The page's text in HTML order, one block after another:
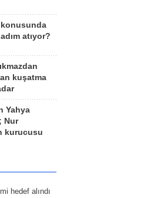
atıyor?
kuşatma
Yahya
Nur
kurucusu
hedef alındı